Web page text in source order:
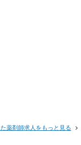
薬剤師求人をもっと見る